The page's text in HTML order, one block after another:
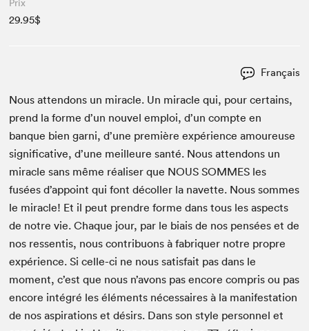
Prix
29.95$
Français
Nous atten­dons un mir­a­cle. Un mir­a­cle qui, pour cer­tains,
prend la forme d’un nou­v­el emploi, d’un compte en
banque bien gar­ni, d’une pre­mière expéri­ence amoureuse
sig­ni­fica­tive, d’une meilleure san­té. Nous atten­dons un
mir­a­cle sans même réalis­er que NOUS SOMMES les
fusées d’appoint qui font décoller la navette. Nous sommes
le mir­a­cle! Et il peut pren­dre forme dans tous les aspects
de notre vie. Chaque jour, par le biais de nos pen­sées et de
nos ressen­tis, nous con­tribuons à fab­ri­quer notre pro­pre
expéri­ence. Si celle-ci ne nous sat­is­fait pas dans le
moment, c’est que nous n’avons pas encore com­pris ou pas
encore inté­gré les élé­ments néces­saires à la man­i­fes­ta­tion
de nos aspi­ra­tions et désirs. Dans son style per­son­nel et